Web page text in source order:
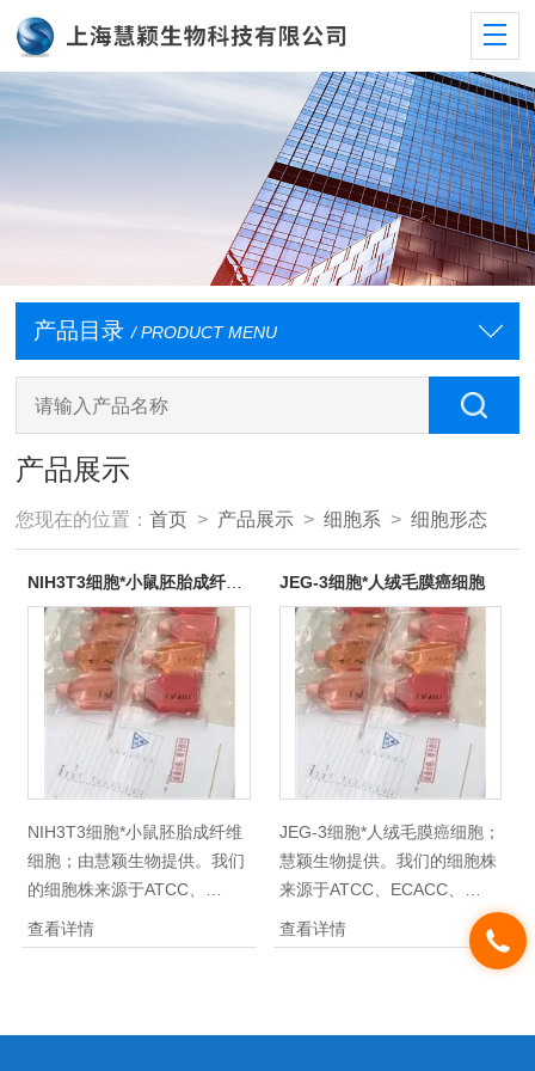
产品目录 / PRODUCT MENU
产品展示
您现在的位置：首页 > 产品展示 >细胞系 >细胞形态
NIH3T3细胞*小鼠胚胎成纤维
细胞；由慧颖生物提供。我们
的细胞株来源于ATCC、
ECACC、DSMZ、JCRB等，
购买到货后，由我们实验室扩
100%保证5代以内，无细菌、
查看详情
JEG-3细胞*人绒毛膜癌细胞
JEG-3细胞*人绒毛膜癌细胞；
慧颖生物提供。我们的细胞株
来源于ATCC、ECACC、
DSMZ、JCRB等，购买到货
后，由我们实验室扩增、冻
存，冻存的产品全部经过QC
保证5代以内，无细菌、真
查看详情